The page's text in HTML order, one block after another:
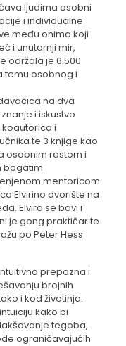
ljudima osobni
i individualne
među onima koji
i unutarnji mir,
održala je 6.500
temu osobnog i
na dva
i iskustvo
i
te 3 knjige kao
osobnim rastom i
bogatim
mentoricom
Elvirino dvorište na
Elvira se bavi i
je gong praktičar te
po Peter Hess
prepozna i
brojnih
i kod životinja.
kako bi
tegoba,
ograničavajućih